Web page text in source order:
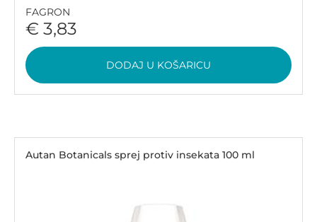
FAGRON
€ 3,83
DODAJ U KOŠARICU
Autan Botanicals sprej protiv insekata 100 ml